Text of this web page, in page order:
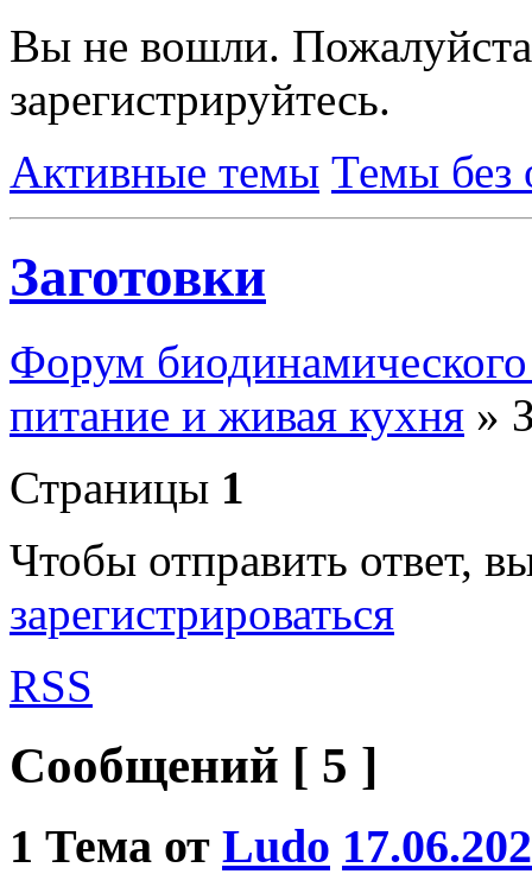
Вы не вошли.
зарегистрируйтесь.
Активные темы Темы без
Заготовки
Форум биодинамического
питание и живая кухня »
Страницы 1
Чтобы отправить ответ,
зарегистрироваться
RSS
Сообщений [ 5 ]
1 Тема от Ludo